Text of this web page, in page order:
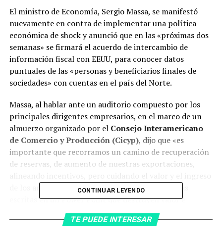
El ministro de Economía, Sergio Massa, se manifestó
nuevamente en contra de implementar una política
económica de shock y anunció que en las «próximas dos
semanas» se firmará el acuerdo de intercambio de
información fiscal con EEUU, para conocer datos
puntuales de las «personas y beneficiarios finales de
sociedades» con cuentas en el país del Norte.
Massa, al hablar ante un auditorio compuesto por los
principales dirigentes empresarios, en el marco de un
almuerzo organizado por el Consejo Interamericano
de Comercio y Producción (Cicyp), dijo que «es
importante que recorramos un camino de recuperación
de reservas, de aumento de nuestras exportaciones,
de los argentinos, y eso no es con recetas mágicas
escritas en un Power Point que destruyen valor e
ingreso, sino con un camino metódico».
CONTINUAR LEYENDO
TE PUEDE INTERESAR